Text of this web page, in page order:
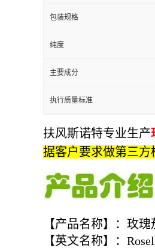
包装规格
纯度
主要成分
执行质量标准
扶风斯诺特专业生产
据客户要求做第三方
【产品名称】：玫
【英文名称】：